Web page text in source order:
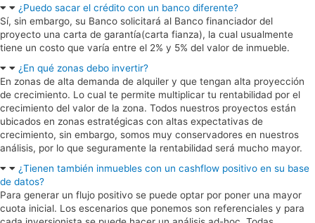
¿Puedo sacar el crédito con un banco diferente?
Sí, sin embargo, su Banco solicitará al Banco financiador del
proyecto una carta de garantía(carta fianza), la cual usualmente
tiene un costo que varía entre el 2% y 5% del valor de inmueble.
¿En qué zonas debo invertir?
En zonas de alta demanda de alquiler y que tengan alta proyección
de crecimiento. Lo cual te permite multiplicar tu rentabilidad por el
crecimiento del valor de la zona. Todos nuestros proyectos están
ubicados en zonas estratégicas con altas expectativas de
crecimiento, sin embargo, somos muy conservadores en nuestros
análisis, por lo que seguramente la rentabilidad será mucho mayor.
¿Tienen también inmuebles con un cashflow positivo en su base
de datos?
Para generar un flujo positivo se puede optar por poner una mayor
cuota inicial. Los escenarios que ponemos son referenciales y para